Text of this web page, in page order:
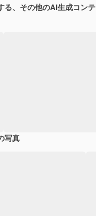
る、その他のAI生成コンテ
写真